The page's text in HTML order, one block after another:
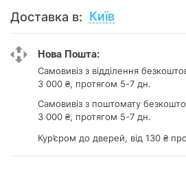
Доставка в: Київ
Нова Пошта:
Самовивіз з відділення
3 000 ₴, протягом 5-7 дн.
Самовивіз з поштомату
3 000 ₴, протягом 5-7 дн.
Кур’єром до дверей, від 130 ₴